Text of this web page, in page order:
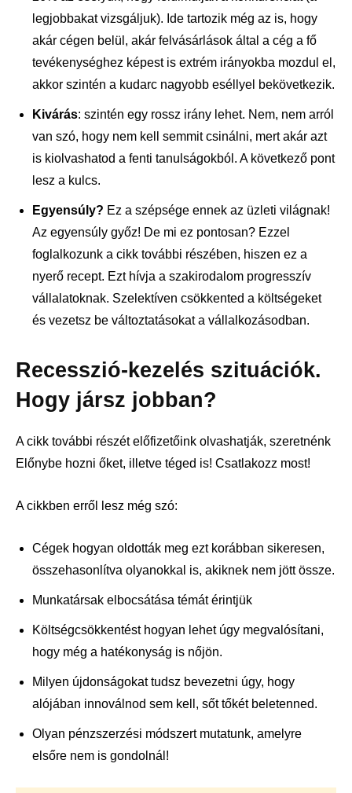
legjobbakat vizsgáljuk). Ide tartozik még az is, hogy
akár cégen belül, akár felvásárlások által a cég a fő
tevékenységhez képest is extrém irányokba mozdul el,
akkor szintén a kudarc nagyobb eséllyel bekövetkezik.
Kivárás: szintén egy rossz irány lehet. Nem, nem arról
van szó, hogy nem kell semmit csinálni, mert akár azt
is kiolvashatod a fenti tanulságokból. A következő pont
lesz a kulcs.
Egyensúly? Ez a szépsége ennek az üzleti világnak!
Az egyensúly győz! De mi ez pontosan? Ezzel
foglalkozunk a cikk további részében, hiszen ez a
nyerő recept. Ezt hívja a szakirodalom progresszív
vállalatoknak. Szelektíven csökkented a költségeket
és vezetsz be változtatásokat a vállalkozásodban.
Recesszió-kezelés szituációk.
Hogy jársz jobban?
A cikk további részét előfizetőink olvashatják, szeretnénk
Előnybe hozni őket, illetve téged is! Csatlakozz most!
A cikkben erről lesz még szó:
Cégek hogyan oldották meg ezt korábban sikeresen,
összehasonlítva olyanokkal is, akiknek nem jött össze.
Munkatársak elbocsátása témát érintjük
Költségcsökkentést hogyan lehet úgy megvalósítani,
hogy még a hatékonyság is nőjön.
Milyen újdonságokat tudsz bevezetni úgy, hogy
alójában innoválnod sem kell, sőt tőkét beletenned.
Olyan pénzszerzési módszert mutatunk, amelyre
elsőre nem is gondolnál!